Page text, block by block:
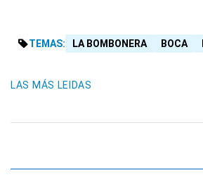
TEMAS: LA BOMBONERA BOCA
LAS MÁS LEIDAS